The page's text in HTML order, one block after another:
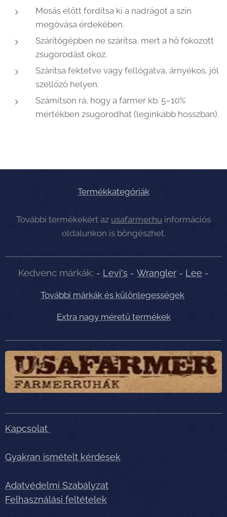
Mosás előtt fordítsa ki a nadrágot a szín
megóvása érdekében.
Szárítógépben ne szárítsa, mert a hő fokozott
zsugorodást okoz.
Szárítsa fektetve vagy fellógatva, árnyékos, jól
szellőző helyen.
Számítson rá, hogy a farmer kb. 5–10%
mértékben zsugorodhat (leginkább hosszban).
Termékkategóriák
További termékekért az usafarmer.hu információs
oldalunkon is böngészhet.
Kedvenc márkák: - Levi's - Wrangler - Lee -
További márkák és különlegességek
Extra nagy méretű termékek
Kapcsolat
Gyakran ismételt kérdések
Adatvédelmi Szabályzat
Felhasználási feltételek